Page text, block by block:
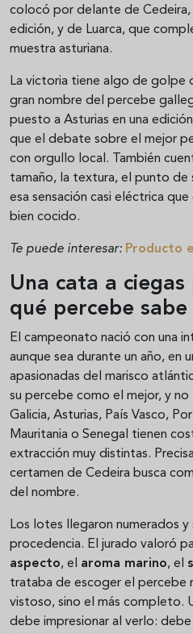
colocó por delante de Cedeira,
edición, y de Luarca, que
muestra asturiana.
La victoria tiene algo de golpe
gran nombre del percebe
puesto a Asturias en una
que el debate sobre el mejor
con orgullo local. También
tamaño, la textura, el punto de
esa sensación casi eléctrica
bien cocido.
Te puede interesar: Producto
Una cata a
qué percebe
El campeonato nació con una
aunque sea durante un año, en
apasionadas del marisco
su percebe como el mejor, y
Galicia, Asturias, País Vasco,
Mauritania o Senegal tienen
extracción muy distintas.
certamen de Cedeira busca
del nombre.
Los lotes llegaron numerados
procedencia. El jurado valoró
aspecto, el aroma marino, el
trataba de escoger el percebe
vistoso, sino el más completo.
debe impresionar al verlo: